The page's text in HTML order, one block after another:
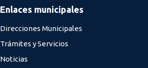
Enlaces municipales
Direcciones Municipales
Trámites y Servicios
Noticias